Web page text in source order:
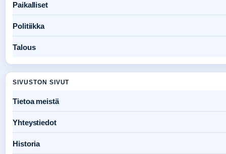
Paikalliset
Politiikka
Talous
SIVUSTON SIVUT
Tietoa meistä
Yhteystiedot
Historia